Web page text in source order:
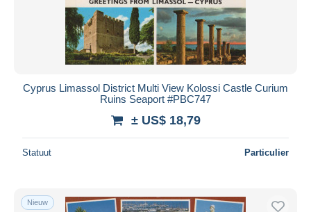
Cyprus Limassol District Multi View Kolossi Castle Curium
Ruins Seaport #PBC747
± US$ 18,79
Statuut Particulier
Nieuw